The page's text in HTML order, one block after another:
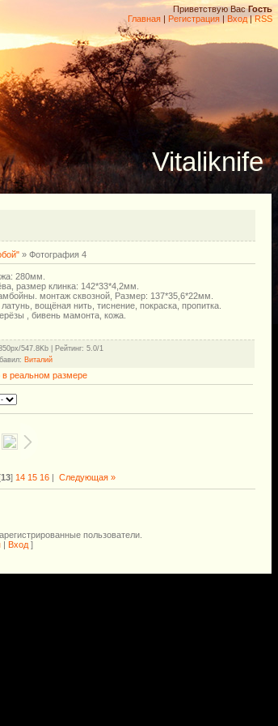
Приветствую Вас Гость
Главная | Регистрация | Вход|RSS
Vitaliknife
» Фотография 4
280мм.
размер клинка: 142*33*4,2мм.
монтаж сквозной, Размер: 137*35,6*22мм.
вощёная нить, тиснение, покраска, пропитка.
, бивень мамонта, кожа.
547.8Kb | Рейтинг: 5.0/1
: Виталий
реальном размере
13] 14 15 16| Следующая »
пользователи.
Вход ]